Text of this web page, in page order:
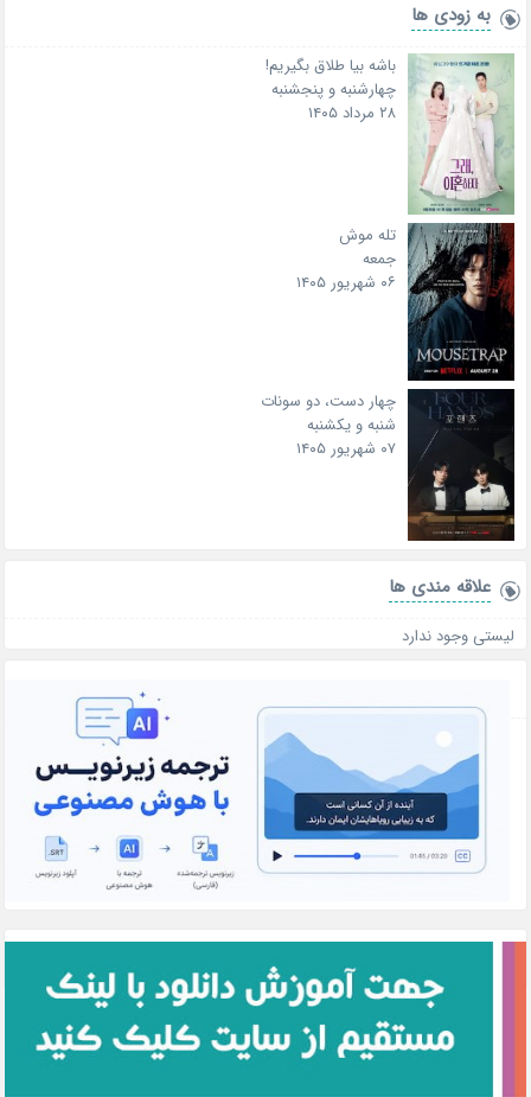
به زودی ها
باشه بیا طلاق بگیریم!
چهارشنبه و پنجشنبه
۲۸ مرداد ۱۴۰۵
تله موش
جمعه
۰۶ شهریور ۱۴۰۵
چهار دست، دو سونات
شنبه و یکشنبه
۰۷ شهریور ۱۴۰۵
علاقه‌ مندی ها
لیستی وجود ندارد